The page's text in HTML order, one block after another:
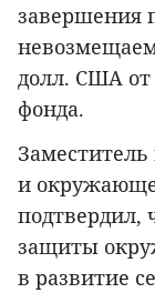
завершения
долл. США от
фонда.
и
подтвердил,
защиты
в развитие